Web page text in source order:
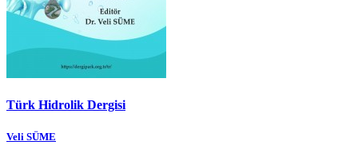
Türk Hidrolik Dergisi
Veli SÜME